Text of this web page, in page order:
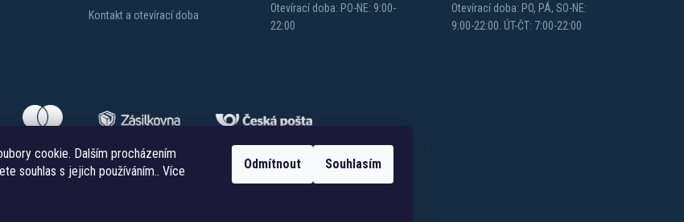
cookie. Dalším procházením
souhlas s jejich používáním.. Více
Odmítnout Souhlasím
Kontakt a otevírací doba
Otevírací doba: PO-NE: 9:00-
22:00
Otevírací doba: PO, PÁ, SO-NE:
9:00-22:00. ÚT-ČT: 7:00-22:00
Copyright 2026 Hangareshop.cz . Všechna práva vyhrazena.